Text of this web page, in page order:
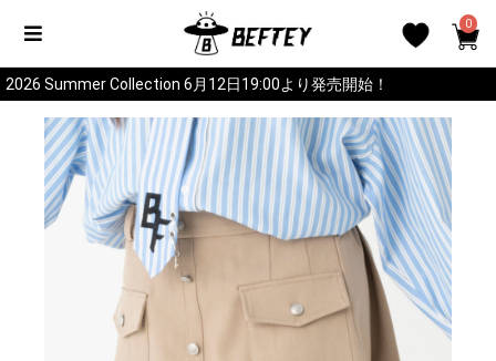
0
2026 Summer Collection 6月12日19:00より発売開始！